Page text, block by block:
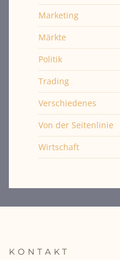
Marketing
Märkte
Politik
Trading
Verschiedenes
Von der Seitenlinie
Wirtschaft
KONTAKT